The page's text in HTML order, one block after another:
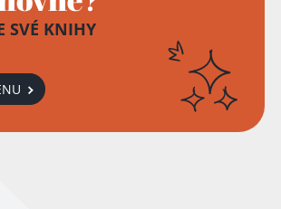
SVÉ KNIHY